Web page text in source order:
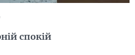
спокій